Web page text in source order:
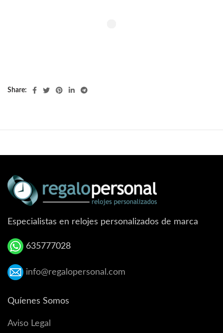
Share
Especialistas en relojes personalizados de marca
635777028
info@regalopersonal.com
Quíenes Somos
Aviso Legal